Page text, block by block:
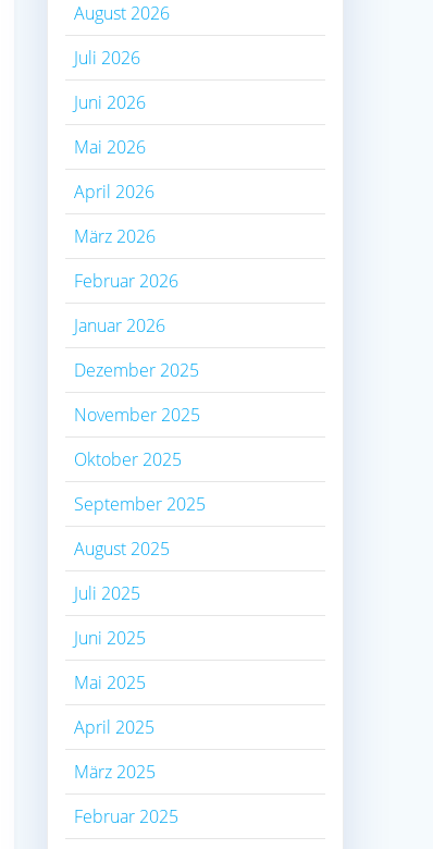
August 2026
Juli 2026
Juni 2026
Mai 2026
April 2026
März 2026
Februar 2026
Januar 2026
Dezember 2025
November 2025
Oktober 2025
September 2025
August 2025
Juli 2025
Juni 2025
Mai 2025
April 2025
März 2025
Februar 2025